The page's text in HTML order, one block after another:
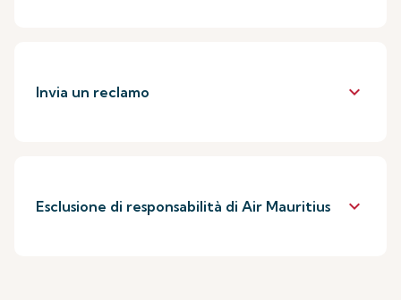
Invia un reclamo keyboard_arrow_down
Esclusione di responsabilità di Air Mauritius keyboard_arrow_down